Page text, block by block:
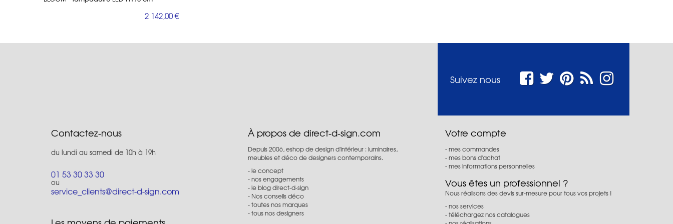
2 142,00 €
Suivez nous
Contactez-nous
du lundi au samedi de 10h à 19h
01 53 30 33 30
ou
service_clients@direct-d-sign.com
À propos de direct-d-sign.com
Depuis 2006, eshop de design d'intérieur : luminaires,
meubles et déco de designers contemporains.
le concept
nos engagements
le blog direct-d-sign
Nos conseils déco
toutes nos marques
tous nos designers
Votre compte
mes commandes
mes bons d'achat
mes informations personnelles
Vous êtes un professionnel ?
Nous réalisons des devis sur-mesure pour tous vos projets !
nos services
téléchargez nos catalogues